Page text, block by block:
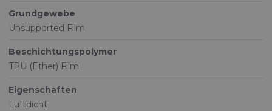
Grundgewebe
Unsupported Film
Beschichtungspolymer
TPU (Ether) Film
Eigenschaften
Luftdicht